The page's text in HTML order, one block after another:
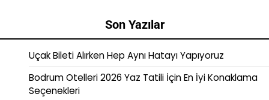
Son Yazılar
Uçak Bileti Alırken Hep Aynı Hatayı Yapıyoruz
Bodrum Otelleri 2026 Yaz Tatili İçin En İyi Konaklama
Seçenekleri